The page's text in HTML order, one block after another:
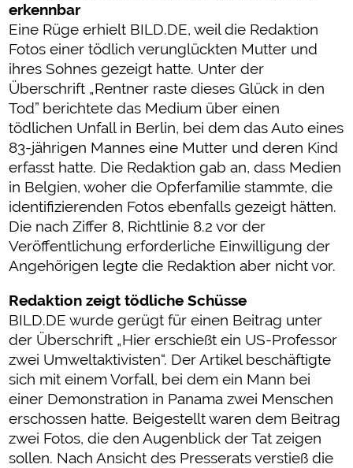
erkennbar
Eine Rüge erhielt BILD.DE, weil die Redaktion
Fotos einer tödlich verunglückten Mutter und
ihres Sohnes gezeigt hatte. Unter der
Überschrift „Rentner raste dieses Glück in den
Tod” berichtete das Medium über einen
tödlichen Unfall in Berlin, bei dem das Auto eines
83-jährigen Mannes eine Mutter und deren Kind
erfasst hatte. Die Redaktion gab an, dass Medien
in Belgien, woher die Opferfamilie stammte, die
identifizierenden Fotos ebenfalls gezeigt hätten.
Die nach Ziffer 8, Richtlinie 8.2 vor der
Veröffentlichung erforderliche Einwilligung der
Angehörigen legte die Redaktion aber nicht vor.
Redaktion zeigt tödliche Schüsse
BILD.DE wurde gerügt für einen Beitrag unter
der Überschrift „Hier erschießt ein US-Professor
zwei Umweltaktivisten“. Der Artikel beschäftigte
sich mit einem Vorfall, bei dem ein Mann bei
einer Demonstration in Panama zwei Menschen
erschossen hatte. Beigestellt waren dem Beitrag
zwei Fotos, die den Augenblick der Tat zeigen
sollen. Nach Ansicht des Presserats verstieß die